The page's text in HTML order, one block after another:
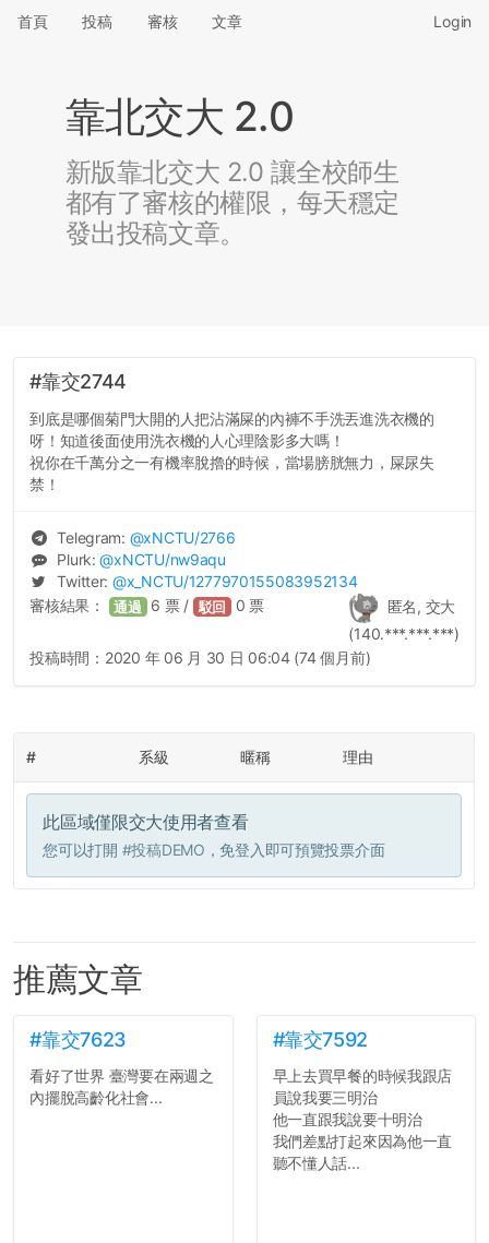
首頁 投稿 審核 文章 Login
靠北交大 2.0
新版靠北交大 2.0 讓全校師生
都有了審核的權限，每天穩定
發出投稿文章。
#靠交2744
到底是哪個菊門大開的人把沾滿屎的內褲不手洗丟進洗衣機的
呀！知道後面使用洗衣機的人心理陰影多大嗎！
祝你在千萬分之一有機率脫擼的時候，當場膀胱無力，屎尿失
禁！
Telegram: @xNCTU/2766
Plurk:@xNCTU/nw9aqu
Twitter: @x_NCTU/1277970155083952134
匿名, 交大
(140.***.***.***)
審核結果： 通過 6 票 / 駁回 0 票
投稿時間： 2020 年 06 月 30 日 06:04 (74 個月前)
# 系級 暱稱 理由
此區域僅限交大使用者查看
您可以打開 #投稿DEMO ，免登入即可預覽投票介面
推薦文章
#靠交7623
看好了世界 臺灣要在兩週之
內擺脫高齡化社會...
#靠交7592
早上去買早餐的時候我跟店
員說我要三明治
他一直跟我說要十明治
我們差點打起來因為他一直
聽不懂人話...